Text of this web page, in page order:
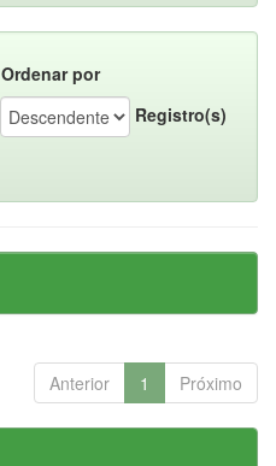
Ordenar por
Registro(s)
Anterior 1 Próximo